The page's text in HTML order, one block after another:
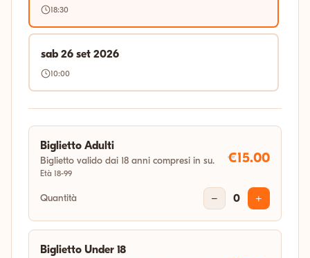
18:30
sab 26 set 2026
10:00
Biglietto Adulti
Biglietto valido dai 18 anni compresi in su.
Età 18-99
€15.00
Quantità − 0 +
Biglietto Under 18